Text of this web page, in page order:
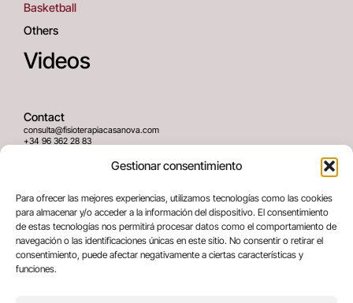
Gestionar consentimiento
Para ofrecer las mejores experiencias, utilizamos tecnologías como las cookies
para almacenar y/o acceder a la información del dispositivo. El consentimiento
de estas tecnologías nos permitirá procesar datos como el comportamiento de
navegación o las identificaciones únicas en este sitio. No consentir o retirar el
consentimiento, puede afectar negativamente a ciertas características y
funciones.
Basketball
Others
Videos
Contact
consulta@fisioterapiacasanova.com
+34 96 362 28 83
Adress
C/ Greses Nº12 (Bajo) 46020
Valencia, España
Legal terms